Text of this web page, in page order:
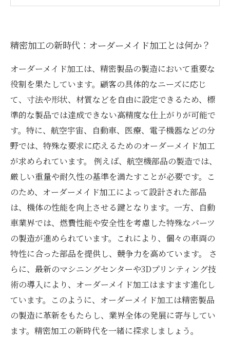
望
高品質を実現するためのオーダーメイド加工の
利点
特別な製品を求めて：オーダーメイド加工の魅
力を再発見
あなたのビジネスを支える：オーダーメイド加
工の重要性
精密加工の新時代：オーダーメイド加工とは何か？
オーダーメイド加工は、精密製品の製造において重要な
役割を果たしています。顧客の具体的なニーズに応じ
て、寸法や形状、材質などを自由に設定できるため、標
準的な製品では達成できない高精度な仕上がりが可能で
す。特に、航空宇宙、自動車、医療、電子機器などの分
野では、特殊な要求に応えるためのオーダーメイド加工
が求められています。 例えば、航空機部品の製造では、
厳しい重量や耐久性の基準を満たすことが必要です。こ
のため、オーダーメイド加工によって設計された部品
は、機体の性能を向上させる鍵となります。一方、自動
車業界では、燃費性能や安全性を考慮した特殊なパーツ
の製造が進められています。これにより、個々の車両の
特性に合った部品を提供し、競争力を高めています。 さ
らに、最新のマシニングセンターや3Dプリンティング技
術の導入により、オーダーメイド加工はますます進化し
ています。このように、オーダーメイド加工は精密製品
の製造に革新をもたらし、業界全体の発展に寄与してい
ます。精密加工の新時代を一緒に探求しましょう。